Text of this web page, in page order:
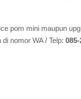
pom mini maupun
nomor WA / Telp: